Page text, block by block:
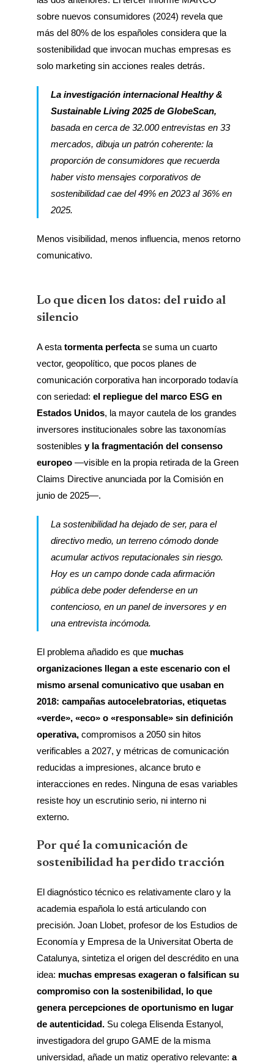
sobre nuevos consumidores (2024) revela que
más del 80% de los españoles considera que la
sostenibilidad que invocan muchas empresas es
solo marketing sin acciones reales detrás.
La investigación internacional Healthy &
Sustainable Living 2025 de GlobeScan,
basada en cerca de 32.000 entrevistas en 33
mercados, dibuja un patrón coherente: la
proporción de consumidores que recuerda
haber visto mensajes corporativos de
sostenibilidad cae del 49% en 2023 al 36% en
2025.
Menos visibilidad, menos influencia, menos retorno
comunicativo.
Lo que dicen los datos: del ruido al
silencio
A esta tormenta perfectase suma un cuarto
vector, geopolítico, que pocos planes de
comunicación corporativa han incorporado todavía
con seriedad: el repliegue del marco ESG en
Estados Unidos, la mayor cautela de los grandes
inversores institucionales sobre las taxonomías
sostenibles y la fragmentación del consenso
europeo—visible en la propia retirada de la Green
Claims Directive anunciada por la Comisión en
junio de 2025—.
La sostenibilidad ha dejado de ser, para el
directivo medio, un terreno cómodo donde
acumular activos reputacionales sin riesgo.
Hoy es un campo donde cada afirmación
pública debe poder defenderse en un
contencioso, en un panel de inversores y en
una entrevista incómoda.
El problema añadido es que muchas
organizaciones llegan a este escenario con el
mismo arsenal comunicativo que usaban en
2018: campañas autocelebratorias, etiquetas
«verde», «eco» o «responsable» sin definición
operativa,compromisos a 2050 sin hitos
verificables a 2027, y métricas de comunicación
reducidas a impresiones, alcance bruto e
interacciones en redes. Ninguna de esas variables
resiste hoy un escrutinio serio, ni interno ni
externo.
Por qué la comunicación de
sostenibilidad ha perdido tracción
El diagnóstico técnico es relativamente claro y la
academia española lo está articulando con
precisión. Joan Llobet, profesor de los Estudios de
Economía y Empresa de la Universitat Oberta de
Catalunya, sintetiza el origen del descrédito en una
idea: muchas empresas exageran o falsifican su
compromiso con la sostenibilidad, lo que
genera percepciones de oportunismo en lugar
de autenticidad.Su colega Elisenda Estanyol,
investigadora del grupo GAME de la misma
universidad, añade un matiz operativo relevante: a